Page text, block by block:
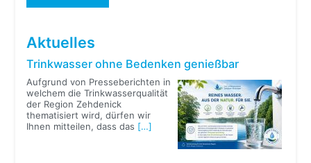
Aktuelles
Trinkwasser ohne Bedenken genießbar
Aufgrund von Presseberichten in
welchem die Trinkwasserqualität
der Region Zehdenick
thematisiert wird, dürfen wir
Ihnen mitteilen, dass das […]